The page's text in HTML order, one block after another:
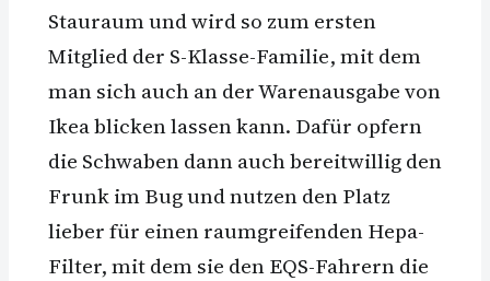
Stauraum und wird so zum ersten
Mitglied der S-Klasse-Familie, mit dem
man sich auch an der Warenausgabe von
Ikea blicken lassen kann. Dafür opfern
die Schwaben dann auch bereitwillig den
Frunk im Bug und nutzen den Platz
lieber für einen raumgreifenden Hepa-
Filter, mit dem sie den EQS-Fahrern die